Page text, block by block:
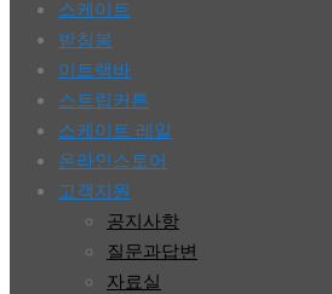
스케이트
받침봉
이트랙바
스트립커튼
스케이트 레일
온라인스토어
고객지원
공지사항
질문과답변
자료실